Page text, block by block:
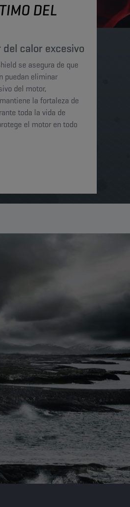
DEL
calor excesivo
se asegura de que
puedan eliminar
del motor,
la fortaleza de
toda la vida de
el motor en todo